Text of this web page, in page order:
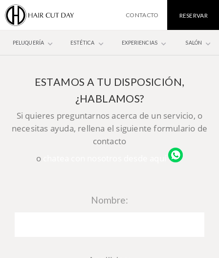
RESERVAR
CONTACTO
PELUQUERÍA keyboard_arrow_down ESTÉTICA keyboard_arrow_down EXPERIENCIAS keyboard_arrow_down SALÓN keyboard_arrow_down
ESTAMOS A TU DISPOSICIÓN,
¿HABLAMOS?
Si quieres preguntarnos acerca de un servicio, o
necesitas ayuda, rellena el siguiente formulario de
contacto
o
chatea con nosotros desde aquí
Nombre: